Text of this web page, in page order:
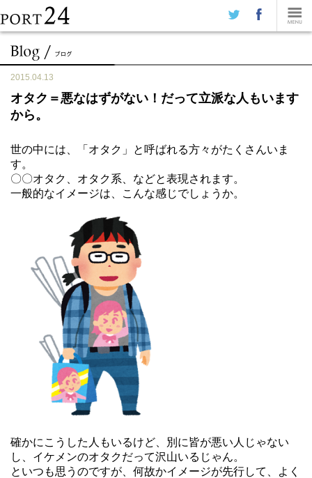
2015.04.13
オタク＝悪なはずがない！だって立派な人もいます
から。
世の中には、「オタク」と呼ばれる方々がたくさんいま
す。
〇〇オタク、オタク系、などと表現されます。
一般的なイメージは、こんな感じでしょうか。
確かにこうした人もいるけど、別に皆が悪い人じゃない
し、イケメンのオタクだって沢山いるじゃん。
といつも思うのですが、何故かイメージが先行して、よく